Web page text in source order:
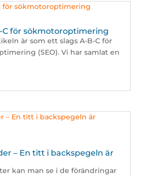
C för sökmotoroptimering
är som ett slags A-B-C för
(SEO). Vi har samlat en
– En titt i backspegeln är
kan man se i de förändringar